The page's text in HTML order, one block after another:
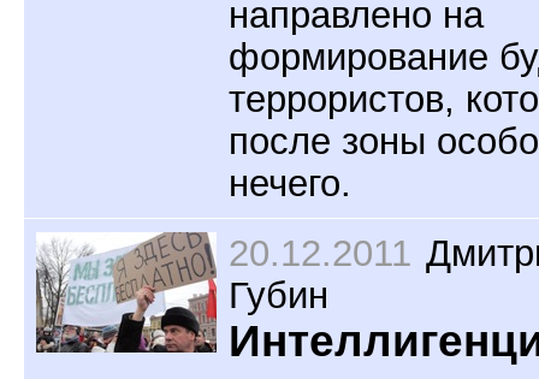
направлено на
формирование
террористов,
после зоны
нечего.
20.12.2011
Губин